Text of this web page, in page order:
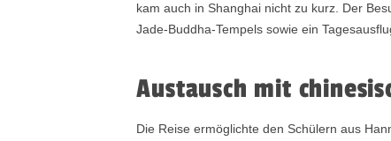
kam auch in Shanghai nicht zu kurz. Der
Jade-Buddha-Tempels sowie ein
Austausch mit
Die Reise ermöglichte den Schülern aus